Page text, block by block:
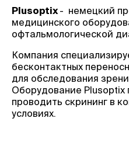
Plusoptix - немецкий
медицинского
офтальмологической
Компания
бесконтактных
для обследования
Оборудование Plusoptix
проводить скрининг в
условиях.